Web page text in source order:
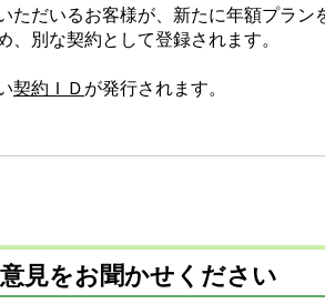
ただいるお客様が、新たに年額プラン
、別な契約として登録されます。
契約ＩＤ が発行されます。
見をお聞かせください